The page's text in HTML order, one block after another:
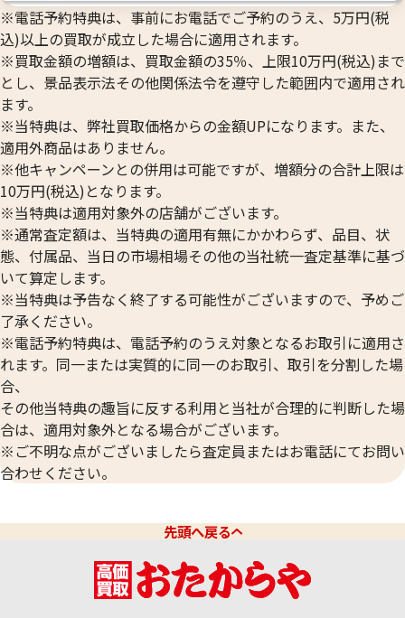
※電話予約特典は、事前にお電話でご予約のうえ、5万円(税
込)以上の買取が成立した場合に適用されます。
※買取金額の増額は、買取金額の35％、上限10万円(税込)まで
とし、景品表示法その他関係法令を遵守した範囲内で適用され
ます。
※当特典は、弊社買取価格からの金額UPになります。また、
適用外商品はありません。
※他キャンペーンとの併用は可能ですが、増額分の合計上限は
10万円(税込)となります。
※当特典は適用対象外の店舗がございます。
※通常査定額は、当特典の適用有無にかかわらず、品目、状
態、付属品、当日の市場相場その他の当社統一査定基準に基づ
いて算定します。
※当特典は予告なく終了する可能性がございますので、予めご
了承ください。
※電話予約特典は、電話予約のうえ対象となるお取引に適用さ
れます。同一または実質的に同一のお取引、取引を分割した場
合、
その他当特典の趣旨に反する利用と当社が合理的に判断した場
合は、適用対象外となる場合がございます。
※ご不明な点がございましたら査定員またはお電話にてお問い
合わせください。
先頭へ戻る